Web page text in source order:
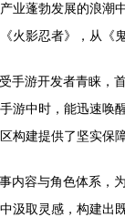
业蓬勃发展的浪潮
火影忍者》，从《
手游开发者青睐，
游中时，能迅速唤
构建提供了坚实保障
内容与角色体系，
汲取灵感，构建出